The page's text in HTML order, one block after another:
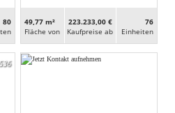
80
49,77 m²
Fläche von
223.233,00 €
Kaufpreise ab
76
Ein­heiten